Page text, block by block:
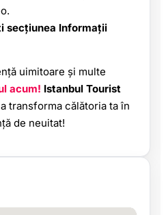
secțiunea Informații
uimitoare și multe
acum! Istanbul Tourist
transforma călătoria ta în
de neuitat!